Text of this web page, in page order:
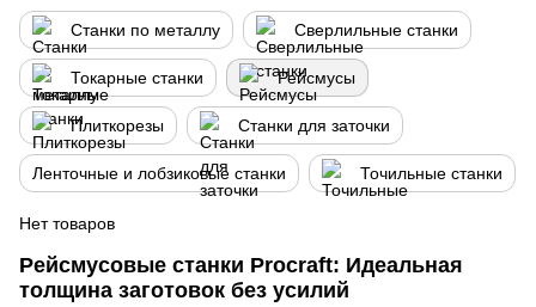
Станки по металлу Сверлильные станки
Токарные станки Рейсмусы
Плиткорезы Станки для заточки
Ленточные и лобзиковые станки Точильные станки
Нет товаров
Рейсмусовые станки Procraft: Идеальная
толщина заготовок без усилий